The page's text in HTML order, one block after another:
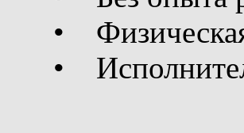
•
•